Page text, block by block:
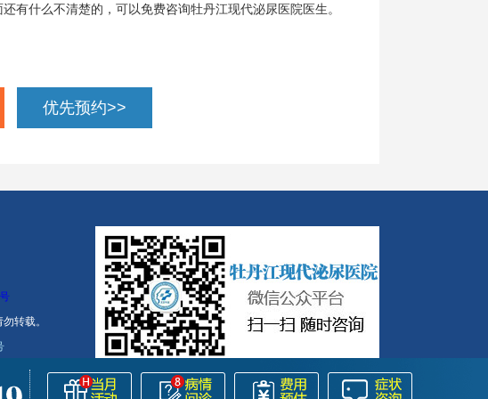
有什么不清楚的，可以免费咨询牡丹江现代泌尿医院医生。
优先预约>>
转载。